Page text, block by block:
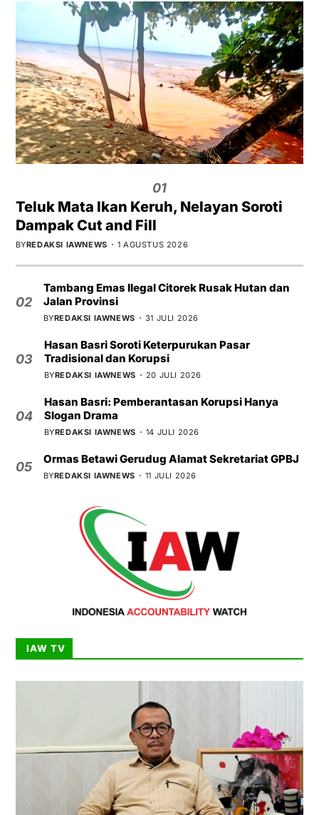
01
Teluk Mata Ikan Keruh, Nelayan Soroti
Dampak Cut and Fill
BYREDAKSI IAWNEWS 1 AGUSTUS 2026
02
Tambang Emas Ilegal Citorek Rusak Hutan dan
Jalan Provinsi
BYREDAKSI IAWNEWS 31 JULI 2026
03
Hasan Basri Soroti Keterpurukan Pasar
Tradisional dan Korupsi
BYREDAKSI IAWNEWS 20 JULI 2026
04
Hasan Basri: Pemberantasan Korupsi Hanya
Slogan Drama
BYREDAKSI IAWNEWS 14 JULI 2026
05
Ormas Betawi Gerudug Alamat Sekretariat GPBJ
BYREDAKSI IAWNEWS 11 JULI 2026
IAW TV